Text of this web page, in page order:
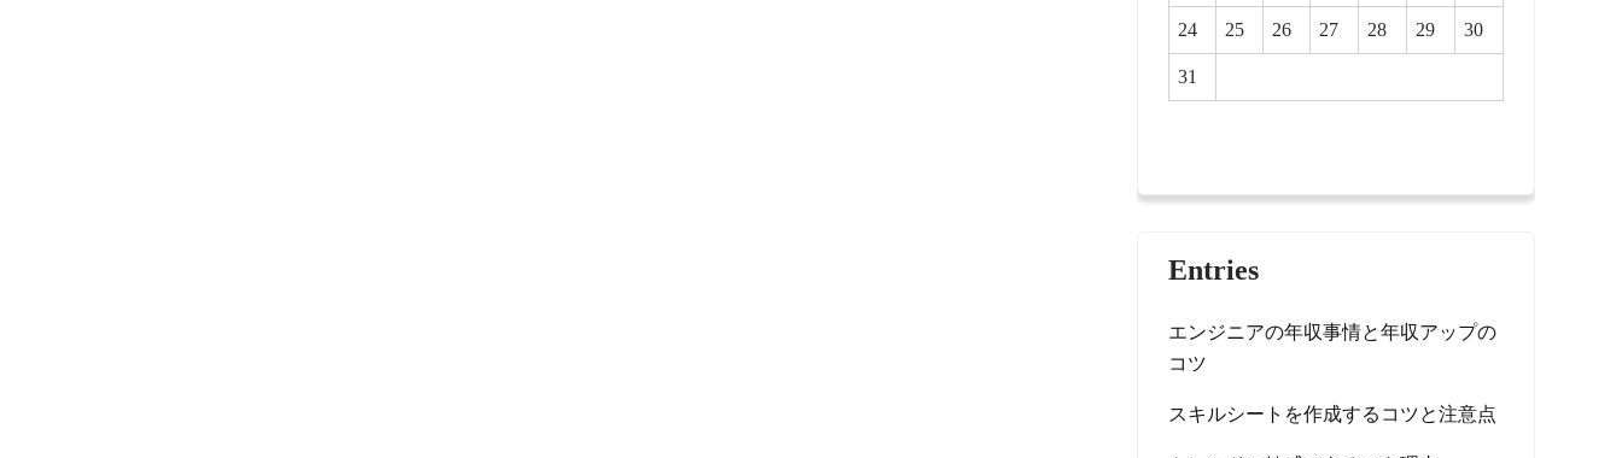
24 25 26 27 28 29 30
31
Entries
エンジニアの年収事情と年収アップの
コツ
スキルシートを作成するコツと注意点